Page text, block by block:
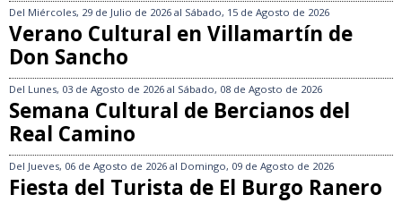
Del Miércoles, 29 de Julio de 2026 al Sábado, 15 de Agosto de 2026
Verano Cultural en Villamartín de
Don Sancho
Del Lunes, 03 de Agosto de 2026 al Sábado, 08 de Agosto de 2026
Semana Cultural de Bercianos del
Real Camino
Del Jueves, 06 de Agosto de 2026 al Domingo, 09 de Agosto de 2026
Fiesta del Turista de El Burgo Ranero